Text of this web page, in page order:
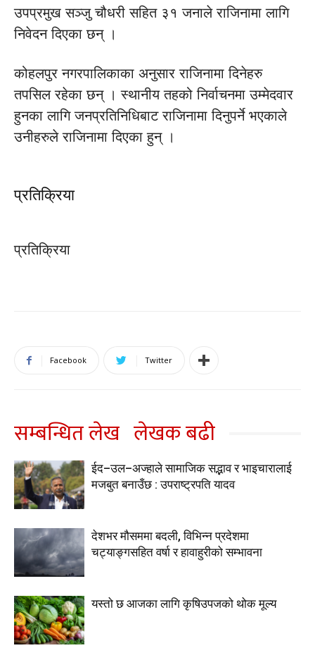
उपप्रमुख सञ्जु चौधरी सहित ३१ जनाले राजिनामा लागि
निवेदन दिएका छन् ।
कोहलपुर नगरपालिकाका अनुसार राजिनामा दिनेहरु
तपसिल रहेका छन् । स्थानीय तहको निर्वाचनमा उम्मेदवार
हुनका लागि जनप्रतिनिधिबाट राजिनामा दिनुपर्ने भएकाले
उनीहरुले राजिनामा दिएका हुन् ।
प्रतिक्रिया
प्रतिक्रिया
Facebook Twitter
सम्बन्धित लेख लेखक बढी
ईद–उल–अज्हाले सामाजिक सद्भाव र भाइचारालाई
मजबुत बनाउँछ : उपराष्ट्रपति यादव
देशभर मौसममा बदली, विभिन्न प्रदेशमा
चट्याङ्गसहित वर्षा र हावाहुरीको सम्भावना
यस्तो छ आजका लागि कृषिउपजको थोक मूल्य